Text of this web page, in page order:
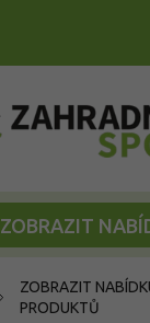
ZOBRAZIT
ZOBRAZIT
PRODUKTŮ